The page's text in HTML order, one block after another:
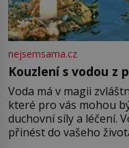
nejsemsama.cz
Kouzlení s vodou z
Voda má v magii
které pro vás mohou
duchovní síly a léčení.
přinést do vašeho